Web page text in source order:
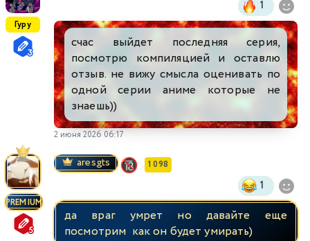
Гуру
1
счас выйдет последняя серия,
посмотрю компиляцией и оставлю
отзыв. не вижу смысла оценивать по
одной серии аниме которые не
знаешь))
2 июня 2026 06:17
PREMIUM
aresgts 1 098
1
да враг умрет но давайте еще
посмотрим как он будет умирать)